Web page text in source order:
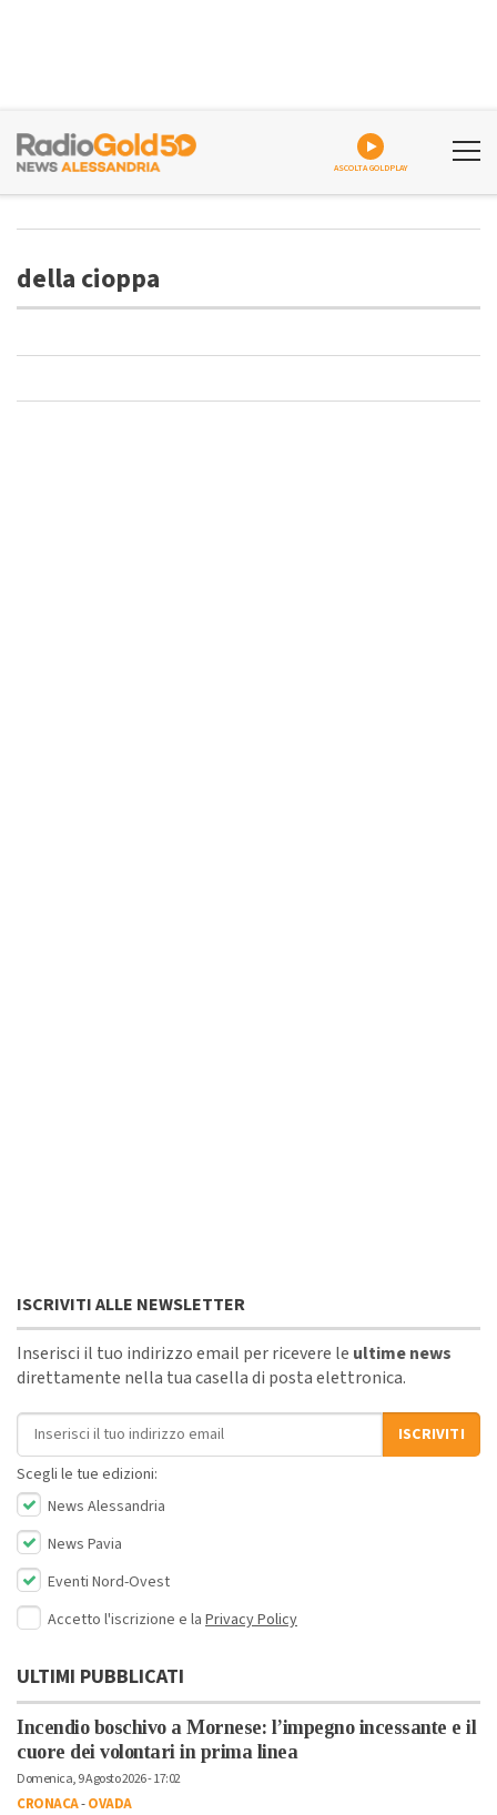
ASCOLTA GOLDPLAY
della cioppa
ISCRIVITI ALLE NEWSLETTER
Inserisci il tuo indirizzo email per ricevere le ultime news
direttamente nella tua casella di posta elettronica.
Indirizzo email
ISCRIVITI
Scegli le tue edizioni:
News Alessandria
News Pavia
Eventi Nord-Ovest
Accetto l'iscrizione e la Privacy Policy
ULTIMI PUBBLICATI
Incendio boschivo a Mornese: l’impegno incessante e il
cuore dei volontari in prima linea
Domenica, 9 Agosto 2026 - 17:02
CRONACA-OVADA